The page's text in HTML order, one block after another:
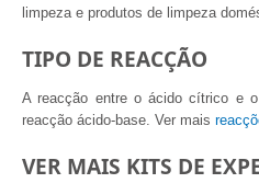
limpeza e produtos de limpeza
TIPO DE REACÇÃO
A reacção entre o ácido cítrico e
reacção ácido-base. Ver mais
VER MAIS KITS DE